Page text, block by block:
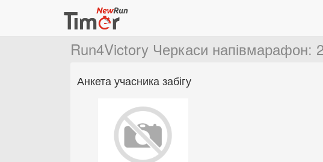
Run4Victory Черкаси напівмарафон:
Анкета учасника забігу